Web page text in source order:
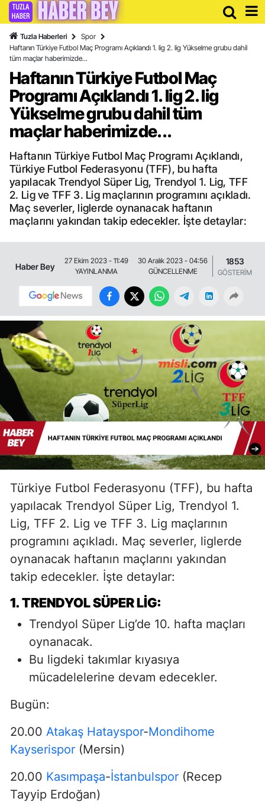
Tuzla Haberleri
Spor
Haftanın Türkiye Futbol Maç Programı Açıklandı 1. lig 2. lig Yükselme grubu dahil
tüm maçlar haberimizde...
Haftanın Türkiye Futbol Maç
Programı Açıklandı 1. lig 2. lig
Yükselme grubu dahil tüm
maçlar haberimizde...
Haftanın Türkiye Futbol Maç Programı Açıklandı,
Türkiye Futbol Federasyonu (TFF), bu hafta
yapılacak Trendyol Süper Lig, Trendyol 1. Lig, TFF
2. Lig ve TFF 3. Lig maçlarının programını açıkladı.
Maç severler, liglerde oynanacak haftanın
maçlarını yakından takip edecekler. İşte detaylar:
Haber Bey
27 Ekim 2023 - 11:49
YAYINLANMA
30 Aralık 2023 - 04:56
GÜNCELLENME
1853
GÖSTERİM
Türkiye Futbol Federasyonu (TFF), bu hafta
yapılacak Trendyol Süper Lig, Trendyol 1.
Lig, TFF 2. Lig ve TFF 3. Lig maçlarının
programını açıkladı. Maç severler, liglerde
oynanacak haftanın maçlarını yakından
takip edecekler. İşte detaylar:
1. TRENDYOL SÜPER LIG:
Trendyol Süper Lig’de 10. hafta maçları
oynanacak.
Bu ligdeki takımlar kıyasıya
mücadelelerine devam edecekler.
Bugün:
20.00 Atakaş Hatayspor-Mondihome
Kayserispor (Mersin)
20.00 Kasımpaşa-İstanbulspor (Recep
Tayyip Erdoğan)